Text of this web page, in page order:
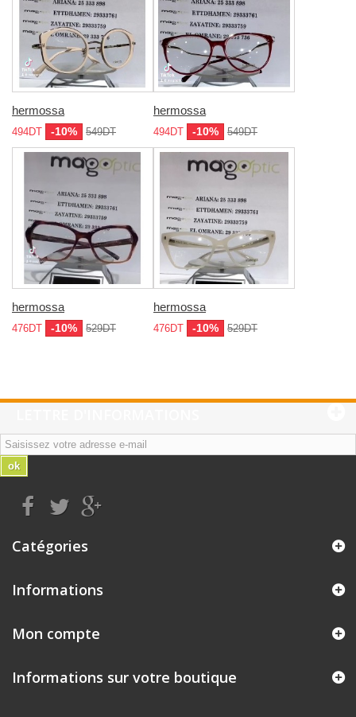
hermossa
494DT -10% 549DT
hermossa
494DT -10% 549DT
hermossa
476DT -10% 529DT
hermossa
476DT -10% 529DT
ok
Catégories
Informations
Mon compte
Informations sur votre boutique